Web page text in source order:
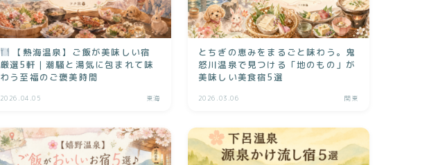
【熱海温泉】ご飯が美味しい宿
厳選5軒｜潮騒と湯気に包まれて味
わう至福のご褒美時間
2026.04.05 東海
とちぎの恵みをまるごと味わう。鬼
怒川温泉で見つける「地のもの」が
美味しい美食宿5選
2026.03.06 関東